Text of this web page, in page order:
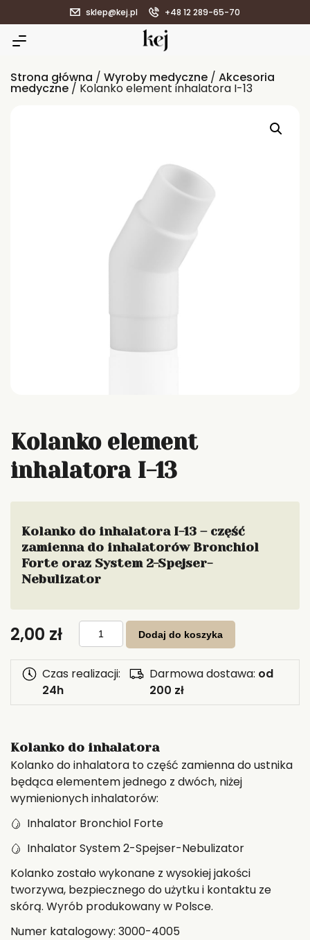
sklep@kej.pl +48 12 289-65-70
Strona główna / Wyroby medyczne / Akcesoria
medyczne / Kolanko element inhalatora I-13
Kolanko element
inhalatora I-13
Kolanko do inhalatora I-13 – część
zamienna do inhalatorów Bronchiol
Forte oraz System 2-Spejser-
Nebulizator
2,00 zł ilość
Kolanko
element
inhalatora
I-
Dodaj do koszyka
Czas realizacji:
24h
Darmowa dostawa: od
200 zł
Kolanko do inhalatora
Kolanko do inhalatora to część zamienna do ustnika
będąca elementem jednego z dwóch, niżej
wymienionych inhalatorów:
Inhalator Bronchiol Forte
Inhalator System 2-Spejser-Nebulizator
Kolanko zostało wykonane z wysokiej jakości
tworzywa, bezpiecznego do użytku i kontaktu ze
skórą. Wyrób produkowany w Polsce.
Numer katalogowy: 3000-4005